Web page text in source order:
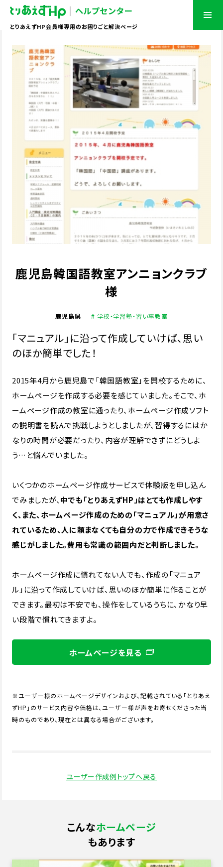
とりあえずHP会員様専用のお困りごと解決ページ
鹿児島韓国語教室アンニョンクラブ
様
鹿児島県 # 学校・学習塾・習い事教室
「マニュアル」に沿って作成していけば、思い
のほか簡単でした！
2015年4月から鹿児島で「韓国語教室」を開校するために、
ホームページを作成する必要を感じていました。そこで、ホ
ームページ作成の教室に通ったり、ホームページ作成ソフト
の説明書を読んで挑戦しようとしましたが、習得するにはか
なりの時間が必要だったり、内容が理解できずにどうしよ
う…と悩んでいました。
いくつかのホームページ作成サービスで体験版を申し込ん
でみましたが、 中でも「とりあえずHP」はとても作成しやす
く、また、ホームページ作成のための「マニュアル」が用意さ
れているため、人に頼まなくても自分の力で作成できそうな
感じがしました。費用も常識の範囲内だと判断しました。
ホームページ作成に慣れてない人でも、作成の「マニュア
ル」に沿って作成していけば、思いのほか簡単に作ることが
できます。最初は不安でも、操作をしているうちに、かなり早
い段階で慣れてきますよ。
ホームページを見る
※ユーザー様のホームページデザインおよび、記載されている「とりあえ
ずHP」のサービス内容や価格は、ユーザー様が声をお寄せくださった当
時のものであり、現在とは異なる場合がございます。
ユーザー作成例トップへ戻る
こんなホームページ
もあります